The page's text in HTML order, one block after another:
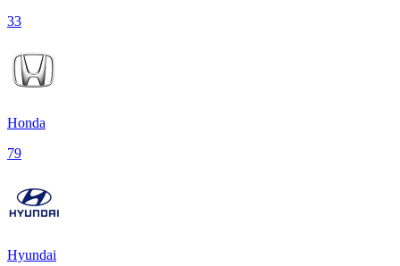
33
Honda
79
Hyundai